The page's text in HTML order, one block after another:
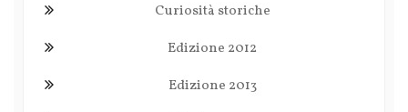
Curiosità storiche
Edizione 2012
Edizione 2013